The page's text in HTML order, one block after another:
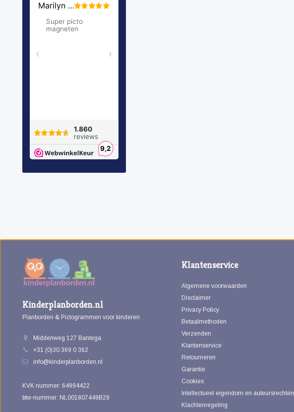
Kinderplanborden.nl
Planborden & Pictogrammen voor kinderen
Middenweg 127 Bantega
+31 (0)30 369 0 362
info@kinderplanborden.nl
KVK nummer: 64994422
btw-nummer: NL001807449B29
Klantenservice
Algemene voorwaarden
Disclaimer
Privacy Policy
Betaalmethoden
Verzenden
Klantenservice
Retourneren
Garantie
Cookies
Intellectueel eigendom en auteursrechten
Klachtenregeling